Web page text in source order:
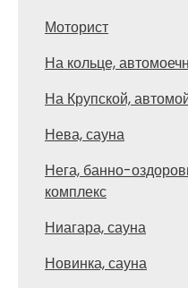
Моторист
На кольце,
На Крупской,
Нева, сауна
Нега, банно-
комплекс
Ниагара, сауна
Новинка, сауна